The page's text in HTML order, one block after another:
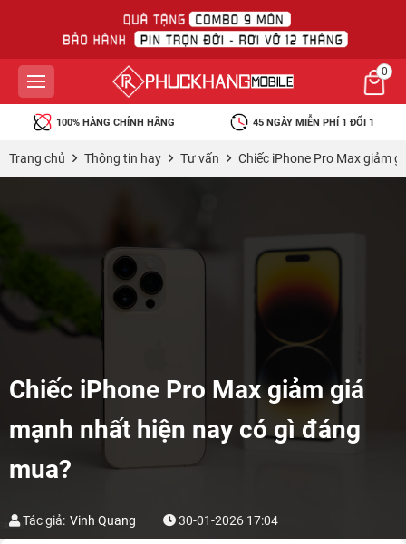
0
100% HÀNG CHÍNH HÃNG 45 NGÀY MIỄN PHÍ 1 ĐỔI 1
Trang chủ Thông tin hay Tư vấn Chiếc iPhone Pro Max giảm
Chiếc iPhone Pro Max giảm giá
mạnh nhất hiện nay có gì đáng
mua?
Tác giả: Vinh Quang 30-01-2026 17:04